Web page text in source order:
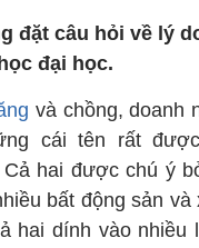
đặt câu hỏi về lý
đại học.
và chồng, doanh
cái tên rất
hai được chú ý
bất động sản và
hai dính vào nhiều